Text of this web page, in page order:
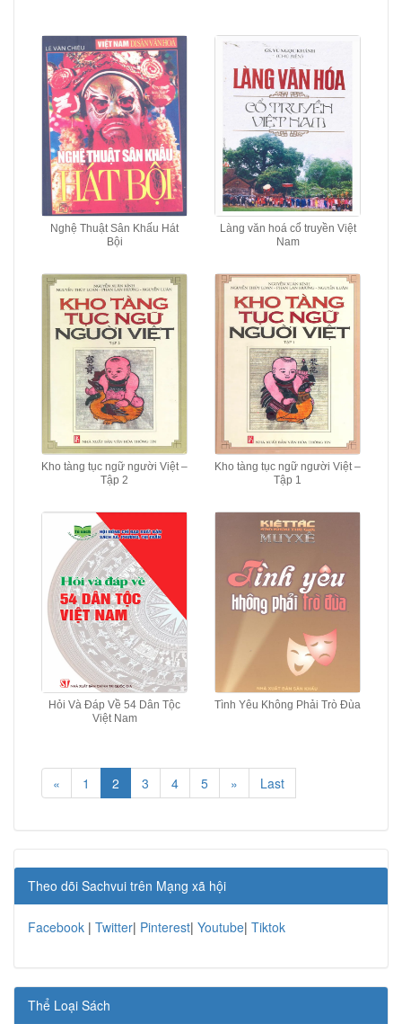
Nghệ Thuật Sân Khấu Hát
Bội
Làng văn hoá cổ truyền Việt
Nam
Kho tàng tục ngữ người Việt –
Tập 2
Kho tàng tục ngữ người Việt –
Tập 1
Hỏi Và Đáp Về 54 Dân Tộc
Việt Nam
Tình Yêu Không Phải Trò Đùa
« 1 2 3 4 5 » Last
Theo dõi Sachvui trên Mạng xã hội
Facebook | Twitter| Pinterest| Youtube| Tiktok
Thể Loại Sách